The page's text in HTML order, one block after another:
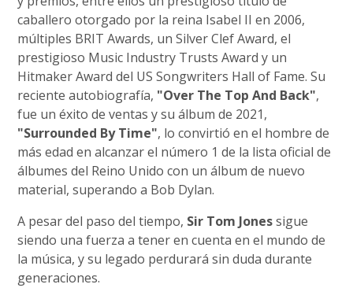
caballero otorgado por la reina Isabel II en 2006,
múltiples BRIT Awards, un Silver Clef Award, el
prestigioso Music Industry Trusts Award y un
Hitmaker Award del US Songwriters Hall of Fame. Su
reciente autobiografía, "Over The Top And Back",
fue un éxito de ventas y su álbum de 2021,
"Surrounded By Time", lo convirtió en el hombre de
más edad en alcanzar el número 1 de la lista oficial de
álbumes del Reino Unido con un álbum de nuevo
material, superando a Bob Dylan.
A pesar del paso del tiempo, Sir Tom Jonessigue
siendo una fuerza a tener en cuenta en el mundo de
la música, y su legado perdurará sin duda durante
generaciones.